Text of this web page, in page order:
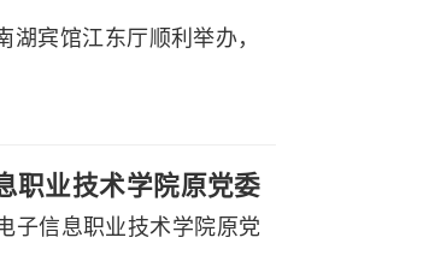
宾馆江东厅顺利举办，
职业技术学院原党委
子信息职业技术学院原党